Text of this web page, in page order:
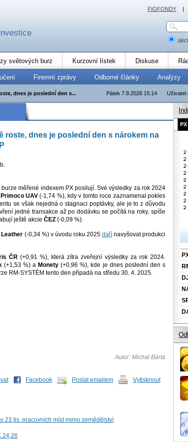
světových burz Kurzovní lístek Diskuse
Firemní zprávy Odborné články Analýzy
Uživatel
Pátek 7.8.2026 15:14
dnes je poslední den s...
roste, dnes je poslední den s nárokem na
měřené indexem PX posilují. Své výsledky za rok 2024
Primoco UAV(-1,74 %), kdy v tomto roce zaznamenal pokles
se však nejedná o stagnaci poptávky, ale je to z důvodu
jedné transakce až po dodávku se počítá na roky, spíše
ještě akcie ČEZ (-0,09 %).
Leather (-0,34 %) v úvodu roku 2025 dařínavyšovat produkci
ČR(+0,91 %), která zítra zveřejní výsledky za rok 2024.
(+1,53 %) a Monety (+0,96 %), kde je dnes poslední den s
RM-SYSTÉM tento den připadá na středu 30. 4. 2025.
Autor: Michal Bárta
Facebook Poslat emailem Vytisknout
23 tis. pracovních míst mimo zemědělství
24,26
PX
FIOFONDY |